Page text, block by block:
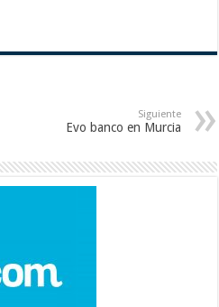
Siguiente
Evo banco en Murcia